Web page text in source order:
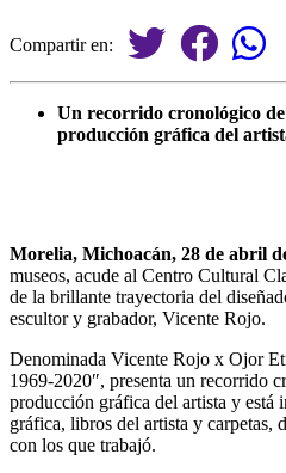
Compartir en:
Un recorrido cronológico de
producción gráfica del
Morelia, Michoacán, 28 de abril
museos, acude al Centro Cultural
de la brillante trayectoria del
escultor y grabador, Vicente Rojo.
Denominada Vicente Rojo x Ojor
1969-2020″, presenta un recorrido
producción gráfica del artista y está
gráfica, libros del artista y carpetas,
con los que trabajó.